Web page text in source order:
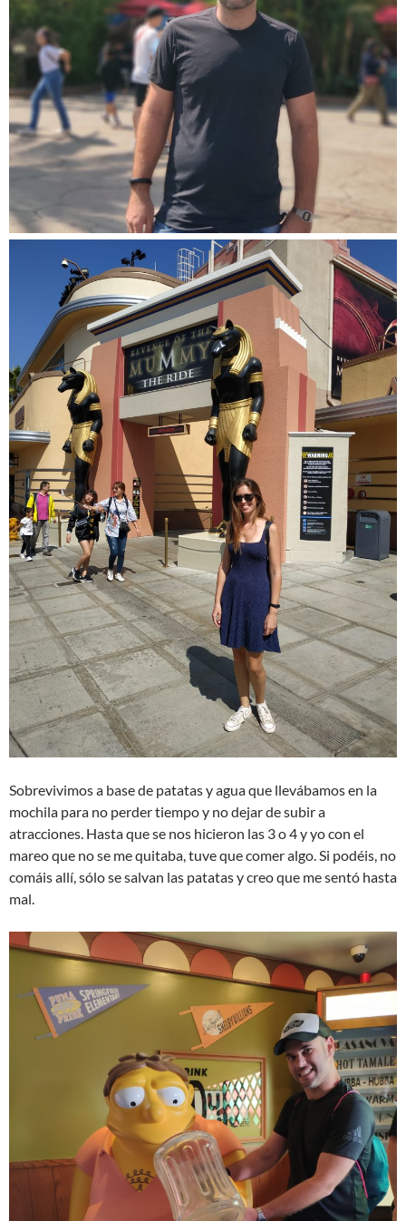
Sobrevivimos a base de patatas y agua que llevábamos en la
mochila para no perder tiempo y no dejar de subir a
atracciones. Hasta que se nos hicieron las 3 o 4 y yo con el
mareo que no se me quitaba, tuve que comer algo. Si podéis, no
comáis allí, sólo se salvan las patatas y creo que me sentó hasta
mal.